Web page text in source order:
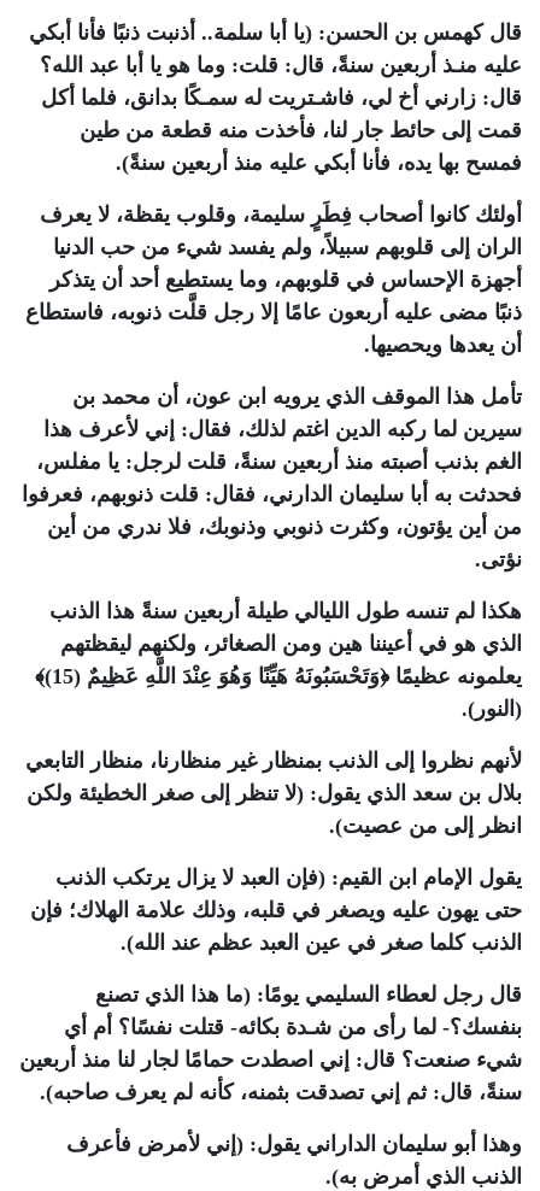
قال كهمس بن الحسن: (يا أبا سلمة.. أذنبت ذنبًا فأنا أبكي
عليه منـذ أربعين سنةً، قال: قلت: وما هو يا أبا عبد الله؟
قال: زارني أخ لي، فاشـتريت له سمـكًا بدانق، فلما أكل
قمت إلى حائط جار لنا، فأخذت منه قطعة من طين
فمسح بها يده، فأنا أبكي عليه منذ أربعين سنةً).
أولئك كانوا أصحاب فِطَرٍ سليمة، وقلوب يقظة، لا يعرف
الران إلى قلوبهم سبيلاً، ولم يفسد شيء من حب الدنيا
أجهزة الإحساس في قلوبهم، وما يستطيع أحد أن يتذكر
ذنبًا مضى عليه أربعون عامًا إلا رجل قلَّت ذنوبه، فاستطاع
أن يعدها ويحصيها.
تأمل هذا الموقف الذي يرويه ابن عون، أن محمد بن
سيرين لما ركبه الدين اغتم لذلك، فقال: إني لأعرف هذا
الغم بذنب أصبته منذ أربعين سنةً، قلت لرجل: يا مفلس،
فحدثت به أبا سليمان الدارني، فقال: قلت ذنوبهم، فعرفوا
من أين يؤتون، وكثرت ذنوبي وذنوبك، فلا ندري من أين
نؤتى.
هكذا لم تنسه طول الليالي طيلة أربعين سنةً هذا الذنب
الذي هو في أعيننا هين ومن الصغائر، ولكنهم ليقظتهم
يعلمونه عظيمًا ﴿وَتَحْسَبُونَهُ هَيِّنًا وَهُوَ عِنْدَ اللَّهِ عَظِيمٌ (15)﴾
(النور).
لأنهم نظروا إلى الذنب بمنظار غير منظارنا، منظار التابعي
بلال بن سعد الذي يقول: (لا تنظر إلى صغر الخطيئة ولكن
انظر إلى من عصيت).
يقول الإمام ابن القيم: (فإن العبد لا يزال يرتكب الذنب
حتى يهون عليه ويصغر في قلبه، وذلك علامة الهلاك؛ فإن
الذنب كلما صغر في عين العبد عظم عند الله).
قال رجل لعطاء السليمي يومًا: (ما هذا الذي تصنع
بنفسك؟- لما رأى من شـدة بكائه- قتلت نفسًا؟ أم أي
شيء صنعت؟ قال: إني اصطدت حمامًا لجار لنا منذ أربعين
سنةً، قال: ثم إني تصدقت بثمنه، كأنه لم يعرف صاحبه).
وهذا أبو سليمان الداراني يقول: (إني لأمرض فأعرف
الذنب الذي أمرض به).